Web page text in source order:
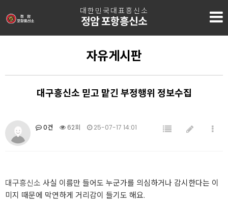
대한민국대표흥신소
정암 포항흥신소
자유게시판
대구흥신소 믿고 맡긴 부정행위 정보수집
0건 62회 25-07-17 14:01
대구흥신소 사실 이름만 들어도 누군가를 의심하거나 감시한다는 이
미지 때문에 막연하게 거리감이 들기도 해요.